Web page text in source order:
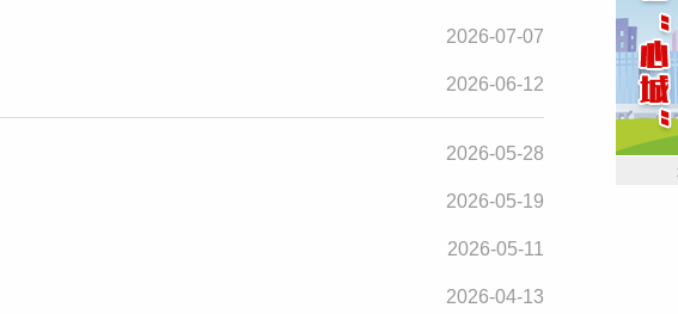
2026-07-07
2026-06-12
2026-05-28
2026-05-19
2026-05-11
2026-04-13